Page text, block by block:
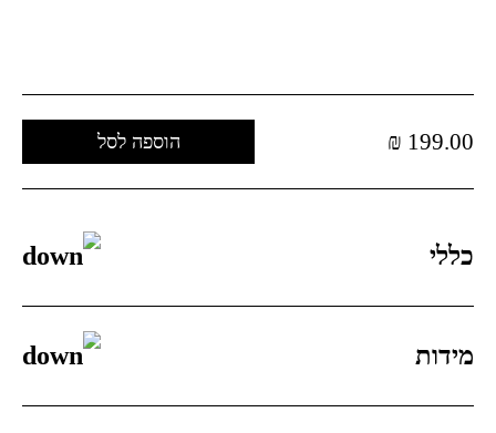
הוספה לסל 199.00
₪
כללי
מידות